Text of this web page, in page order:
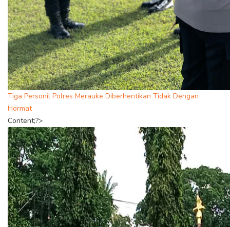
Tiga Personil Polres Merauke Diberhentikan Tidak Dengan
Hormat
Content;?>